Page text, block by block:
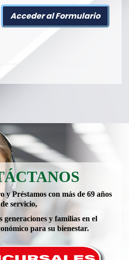
Acceder al Formulario
Préstamos con más de 69 años
de servicio,
generaciones y familias en el
para su bienestar.